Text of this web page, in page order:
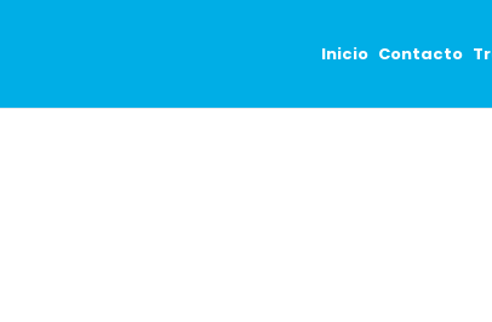
Inicio Contacto